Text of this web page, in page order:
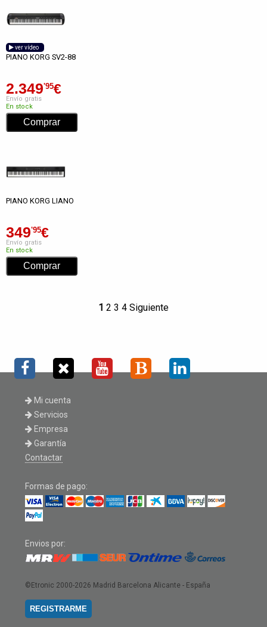
ver vídeo
PIANO KORG SV2-88
2.349'95€
Envío gratis
En stock
PIANO KORG LIANO
349'95€
Envío gratis
En stock
1 2 3 4 Siguiente
Mi cuenta
Servicios
Empresa
Garantía
Contactar
Formas de pago:
Envios por:
©Etronic 2000-2026 Madrid Barcelona Alicante - España
REGISTRARME